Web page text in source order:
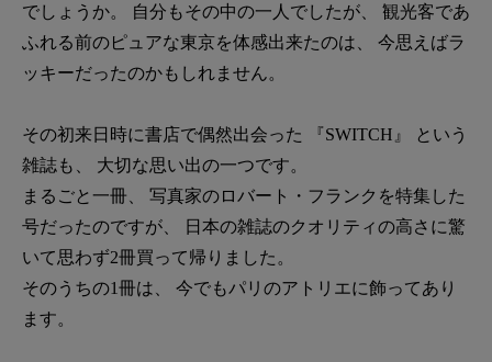
でしょうか。 自分もその中の一人でしたが、 観光客であ
ふれる前のピュアな東京を体感出来たのは、 今思えばラ
ッキーだったのかもしれません。
その初来日時に書店で偶然出会った 『SWITCH』 という
雑誌も、 大切な思い出の一つです。
まるごと一冊、 写真家のロバート・フランクを特集した
号だったのですが、 日本の雑誌のクオリティの高さに驚
いて思わず2冊買って帰りました。
そのうちの1冊は、 今でもパリのアトリエに飾ってあり
ます。